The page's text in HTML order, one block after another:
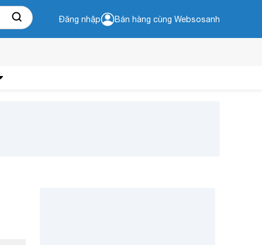
Đăng nhập Bán hàng cùng Websosanh